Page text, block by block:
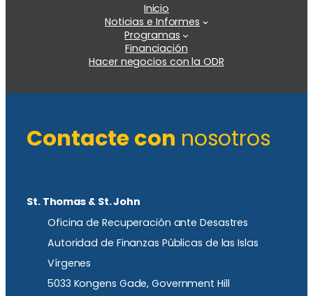
Inicio
Noticias e Informes
Programas
Financiación
Hacer negocios con la ODR
Contacte con nosotros
St. Thomas & St. John
Oficina de Recuperación ante Desastres
Autoridad de Finanzas Públicas de las Islas
Vírgenes
5033 Kongens Gade, Government Hill